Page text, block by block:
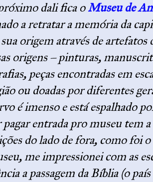
dali fica oMuseu de
a retratar a memória da
sua origem através de artefatos
origens – pinturas,
peças encontradas em
ou doadas por diferentes
é imenso e está espalhado
pagar entrada pro museu tem
do lado de fora, como foi
me impressionei com as
a passagem da Bíblia (o